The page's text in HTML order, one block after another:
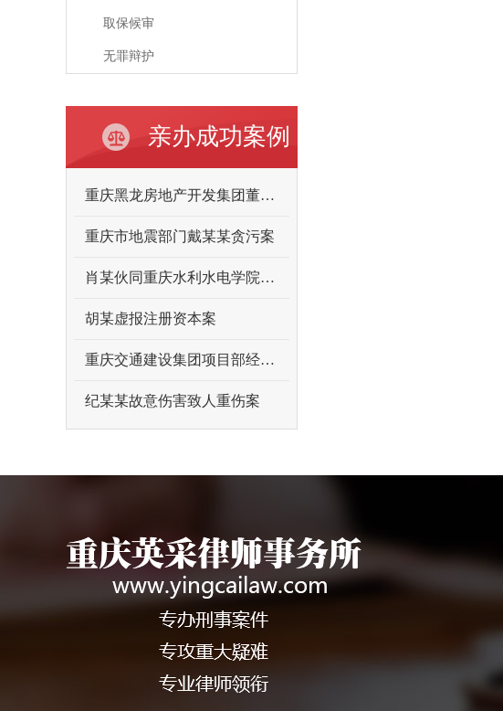
取保候审
无罪辩护
亲办成功案例
重庆黑龙房地产开发集团董事长向某某故意伤害案
重庆市地震部门戴某某贪污案
肖某伙同重庆水利水电学院原领导曾某某受贿案
胡某虚报注册资本案
重庆交通建设集团项目部经理吴某某受贿案
纪某某故意伤害致人重伤案